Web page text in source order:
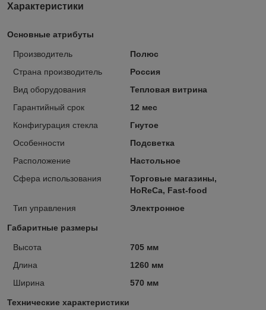
Характеристики
Основные атрибуты
Производитель
Полюс
Страна производитель
Россия
Вид оборудования
Тепловая витрина
Гарантийный срок
12 мес
Конфигурация стекла
Гнутое
Особенности
Подсветка
Расположение
Настольное
Сфера использования
Торговые магазины,
HoReCa, Fast-food
Тип управления
Электронное
Габаритные размеры
Высота
705 мм
Длина
1260 мм
Ширина
570 мм
Технические характеристики